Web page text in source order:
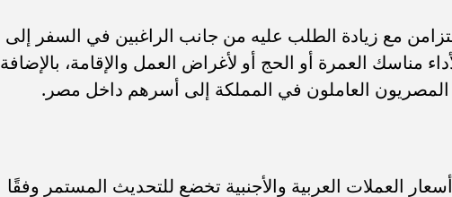
مع زيادة الطلب عليه من جانب الراغبين في السفر إلى
مناسك العمرة أو الحج أو لأغراض العمل والإقامة، بالإضافة
المصريون العاملون في المملكة إلى أسرهم داخل مصر.
العملات العربية والأجنبية تخضع للتحديث المستمر وفقًا